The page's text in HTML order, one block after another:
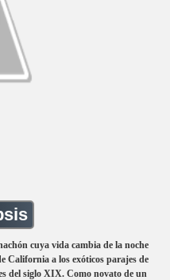
cuya vida cambia de la noche
California a los exóticos parajes de
del siglo XIX. Como novato de un